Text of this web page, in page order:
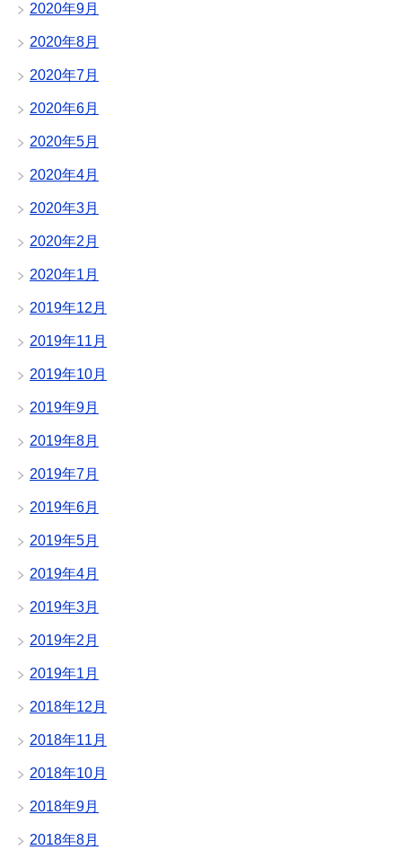
2020年9月
2020年8月
2020年7月
2020年6月
2020年5月
2020年4月
2020年3月
2020年2月
2020年1月
2019年12月
2019年11月
2019年10月
2019年9月
2019年8月
2019年7月
2019年6月
2019年5月
2019年4月
2019年3月
2019年2月
2019年1月
2018年12月
2018年11月
2018年10月
2018年9月
2018年8月